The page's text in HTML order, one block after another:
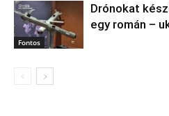
Fontos
Drónokat
egy román –